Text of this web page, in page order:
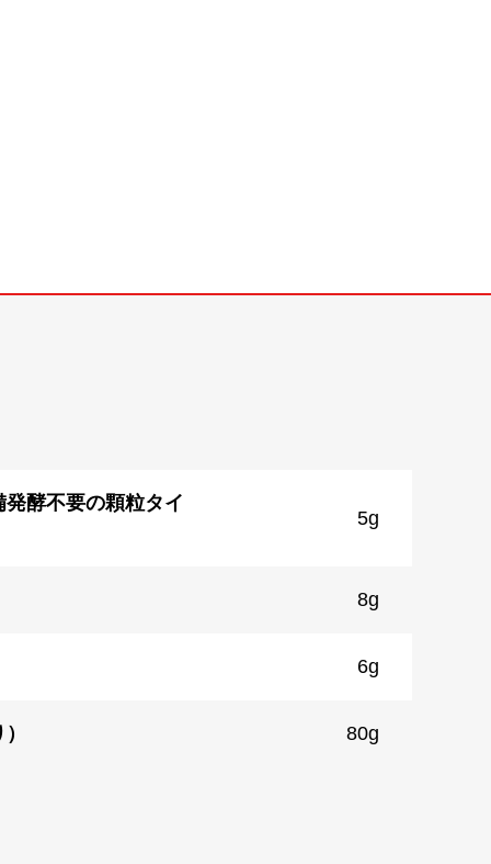
酵不要の顆粒タイ
5g
8g
6g
80g